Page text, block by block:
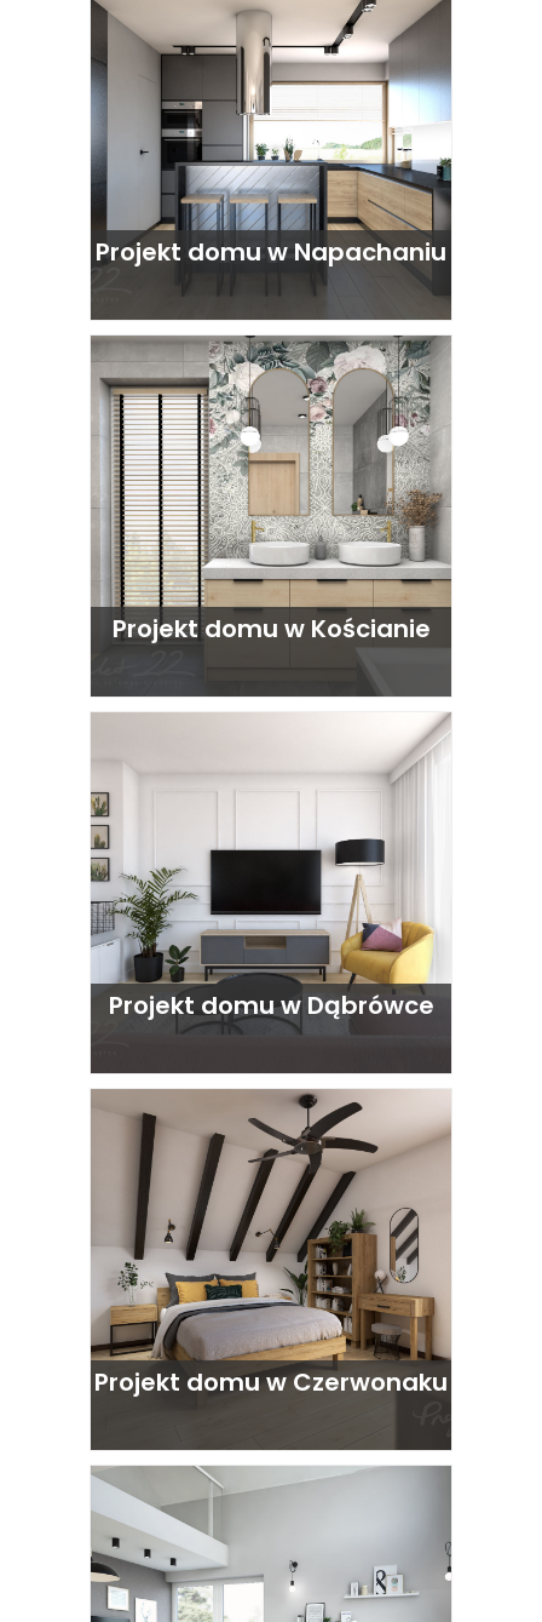
Projekt domu w Napachaniu
Projekt domu w Kościanie
Projekt domu w Dąbrówce
Projekt domu w Czerwonaku